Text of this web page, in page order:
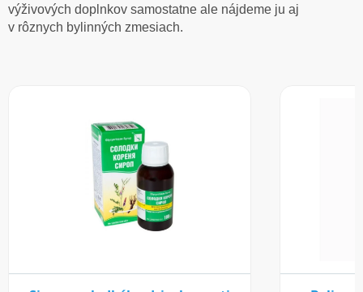
výživových doplnkov samostatne ale nájdeme ju aj
v rôznych bylinných zmesiach.